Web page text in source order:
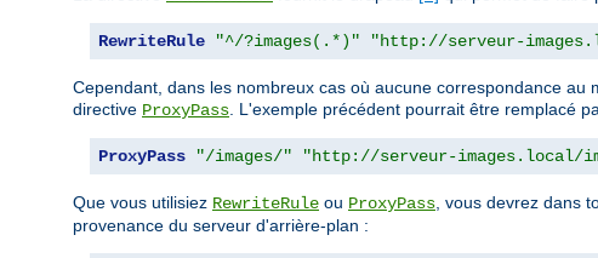
RewriteRule "^/?images(.*)" "http://serveur-
Cependant, dans les nombreux cas où aucune correspondance
directive ProxyPass . L'exemple précédent pourrait être remplacé
ProxyPass "/images/" "http://serveur-images.local/
Que vous utilisiez RewriteRule ou ProxyPass , vous devrez dans
provenance du serveur d'arrière-plan :